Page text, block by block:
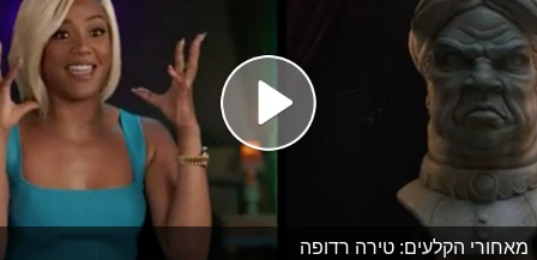
מאחורי הקלעים: טירה רדופה